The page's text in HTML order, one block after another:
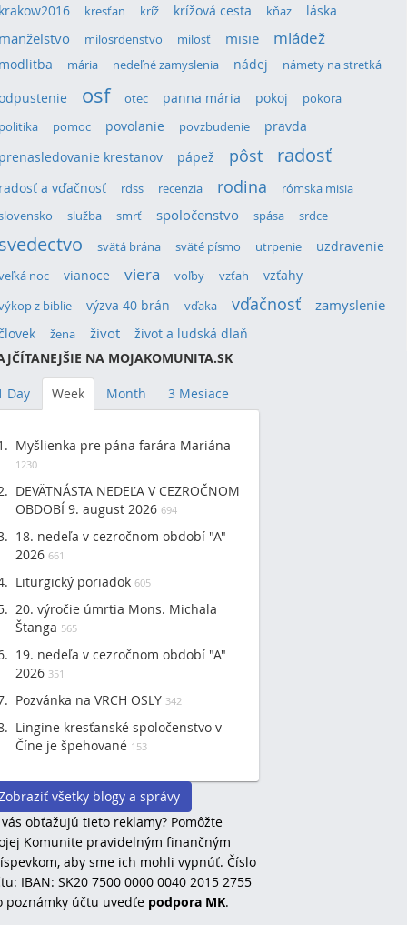
kresťan kríž krížová cesta kňaz
láska
milosrdenstvo milosť misie mládež
mária nedeľné zamyslenia nádej námety na stretká
osf otec panna mária pokoj
pokora
pomoc povolanie povzbudenie
pravda
krestanov
pápež pôst radosť
a vďačnosť rdss recenzia rodina
rómska misia
služba smrť spoločenstvo spása srdce
svätá brána sväté písmo utrpenie uzdravenie
noc vianoce viera voľby vzťah vzťahy
z biblie výzva 40 brán vďaka vďačnosť
zamyslenie
žena život
život a ludská dlaň
NA MOJAKOMUNITA.SK
Day Week Month 3 Mesiace
Myšlienka pre pána farára Mariána
1230
DEVÄTNÁSTA NEDEĽA V CEZROČNOM
OBDOBÍ 9. august 2026 694
18. nedeľa v cezročnom období "A"
2026 661
Liturgický poriadok 605
20. výročie úmrtia Mons. Michala
Štanga 565
19. nedeľa v cezročnom období "A"
2026 351
Pozvánka na VRCH OSLY 342
Lingine kresťanské spoločenstvo v
Číne je špehované 153
všetky blogy a správy
obťažujú tieto reklamy? Pomôžte
Komunite pravidelným finančným
aby sme ich mohli vypnúť. Číslo
IBAN: SK20 7500 0000 0040 2015 2755
poznámky účtu uvedťe podpora MK.